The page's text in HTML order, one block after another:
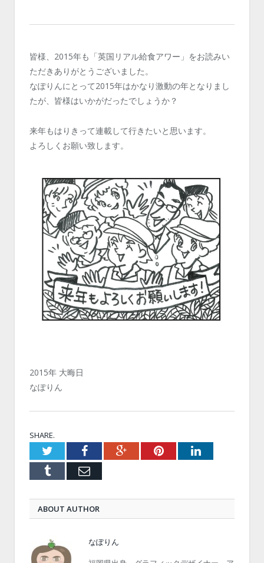
皆様、2015年も「英国リアル給食アワー」をお読みい
ただきありがとうございました。
なぽりんにとって2015年はかなり激動の年となりまし
たが、皆様はいかがだったでしょうか？
来年もはりきって連載して行きたいと思います。
よろしくお願い致します。
2015年 大晦日
なぽりん
SHARE.
TwitterFacebookGoogle+PinterestLinkedIn
Tumblr Email
ABOUT AUTHOR
なぽりん